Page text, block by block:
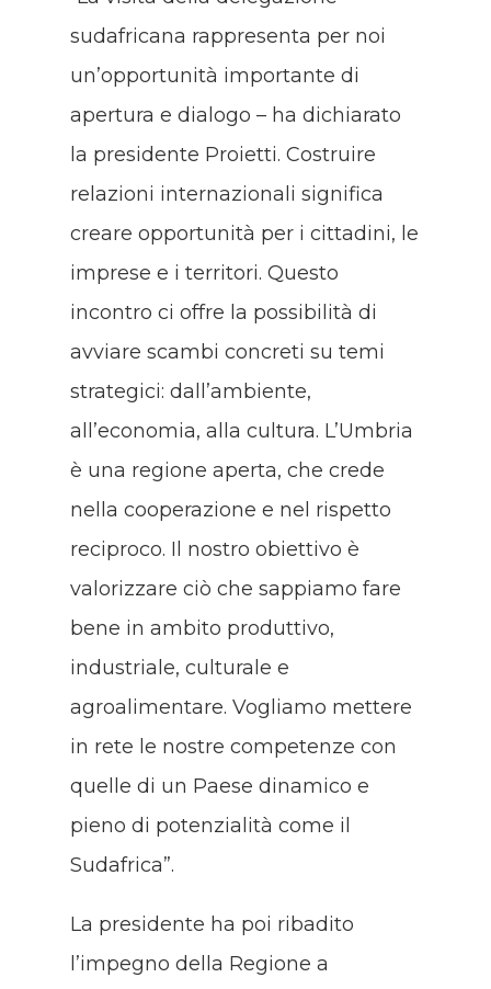
sudafricana rappresenta per noi
un’opportunità importante di
apertura e dialogo – ha dichiarato
la presidente Proietti. Costruire
relazioni internazionali significa
creare opportunità per i cittadini, le
imprese e i territori. Questo
incontro ci offre la possibilità di
avviare scambi concreti su temi
strategici: dall’ambiente,
all’economia, alla cultura. L’Umbria
è una regione aperta, che crede
nella cooperazione e nel rispetto
reciproco. Il nostro obiettivo è
valorizzare ciò che sappiamo fare
bene in ambito produttivo,
industriale, culturale e
agroalimentare. Vogliamo mettere
in rete le nostre competenze con
quelle di un Paese dinamico e
pieno di potenzialità come il
Sudafrica”.
La presidente ha poi ribadito
l’impegno della Regione a